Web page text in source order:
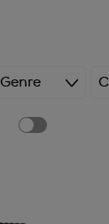
Genre